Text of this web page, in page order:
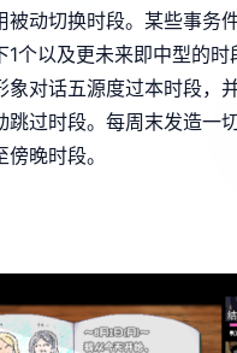
动切换时段。 某些事务
个以及更未来即中型的时
象对话五源度过本时段，
过时段。 每周末发造一
晚时段。